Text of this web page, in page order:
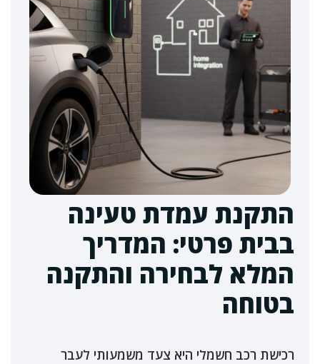
התקנת עמדת טעינה
בבית פרטי: המדריך
המלא לבחירה והתקנה
בטוחה
רכישת רכב חשמלי היא צעד משמעותי לעבר